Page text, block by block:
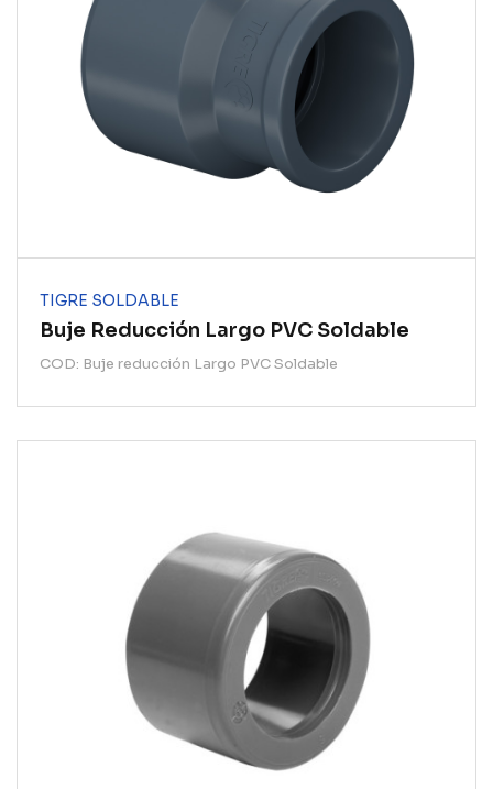
TIGRE SOLDABLE
Buje Reducción Largo PVC Soldable
COD: Buje reducción Largo PVC Soldable